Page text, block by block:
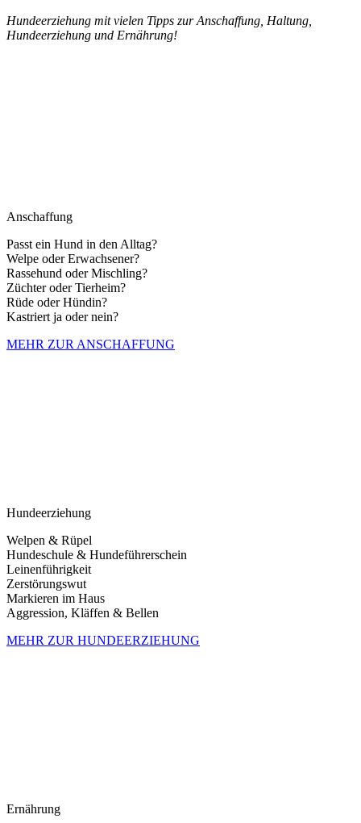
Hundeerziehung mit vielen Tipps zur Anschaffung, Haltung,
Hundeerziehung und Ernährung!
Anschaffung
Passt ein Hund in den Alltag?
Welpe oder Erwachsener?
Rassehund oder Mischling?
Züchter oder Tierheim?
Rüde oder Hündin?
Kastriert ja oder nein?
MEHR ZUR ANSCHAFFUNG
Hundeerziehung
Welpen & Rüpel
Hundeschule & Hundeführerschein
Leinenführigkeit
Zerstörungswut
Markieren im Haus
Aggression, Kläffen & Bellen
MEHR ZUR HUNDEERZIEHUNG
Ernährung